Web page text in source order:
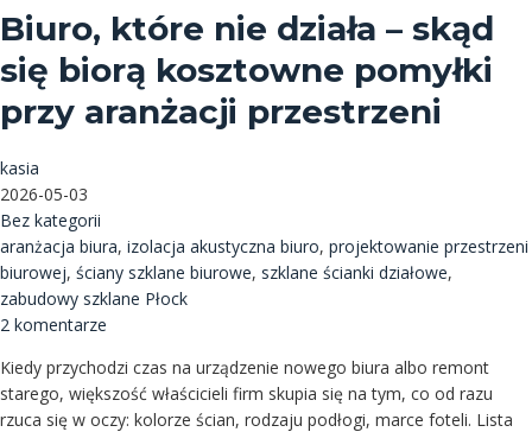
Biuro, które nie działa – skąd
się biorą kosztowne pomyłki
przy aranżacji przestrzeni
kasia
2026-05-03
Bez kategorii
aranżacja biura, izolacja akustyczna biuro, projektowanie przestrzeni
biurowej, ściany szklane biurowe, szklane ścianki działowe,
zabudowy szklane Płock
2 komentarze
Kiedy przychodzi czas na urządzenie nowego biura albo remont
starego, większość właścicieli firm skupia się na tym, co od razu
rzuca się w oczy: kolorze ścian, rodzaju podłogi, marce foteli. Lista